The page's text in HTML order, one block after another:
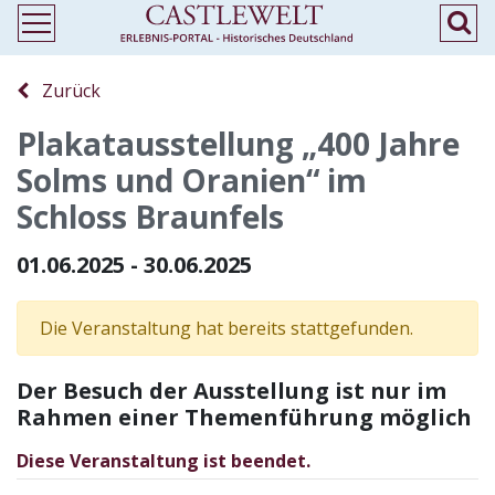
Zurück
Plakatausstellung „400 Jahre
Solms und Oranien“ im
Schloss Braunfels
01.06.2025 - 30.06.2025
Die Veranstaltung hat bereits stattgefunden.
Der Besuch der Ausstellung ist nur im
Rahmen einer Themenführung möglich
Diese Veranstaltung ist beendet.